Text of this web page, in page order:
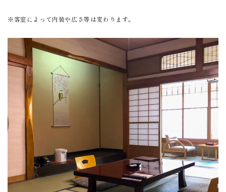
※客室によって内装や広さ等は変わります。